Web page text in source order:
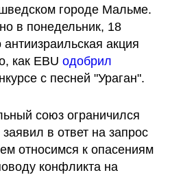
городе Мальме.
в понедельник, 18
акция
как EBU одобрил
с песней "Ураган".
союз ограничился
в ответ на запрос
относимся к опасениям
конфликта на